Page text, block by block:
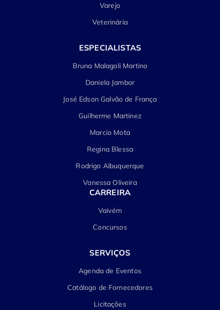
Varejo
Veterinária
ESPECIALISTAS
Bruna Malagoli Martino
Daniela Jambor
José Edson Galvão de França
Guilherme Martinez
Marcio Mota
Regina Blessa
Rodrigo Albuquerque
Vanessa Oliveira
CARREIRA
Vaivém
Concursos
SERVIÇOS
Agenda de Eventos
Catálogo de Fornecedores
Licitações